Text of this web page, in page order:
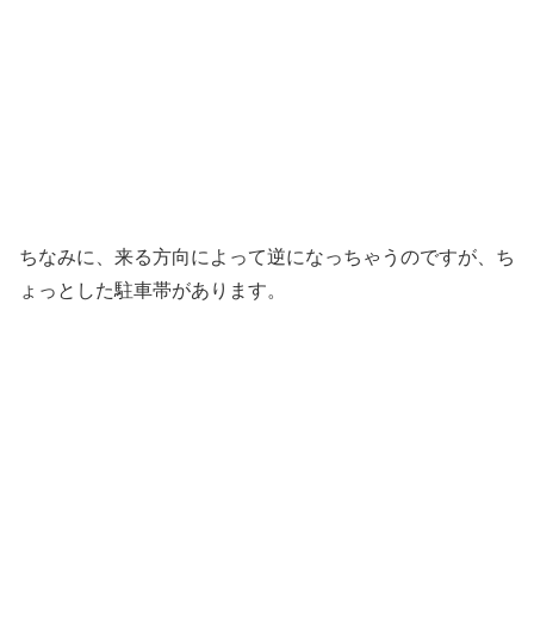
ちなみに、来る方向によって逆になっちゃうのですが、ち
ょっとした駐車帯があります。